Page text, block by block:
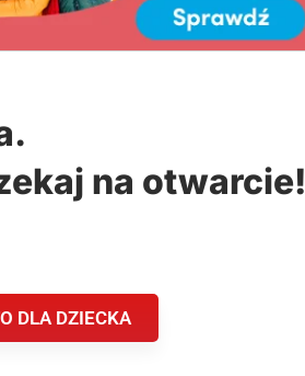
na otwarcie!
DLA DZIECKA